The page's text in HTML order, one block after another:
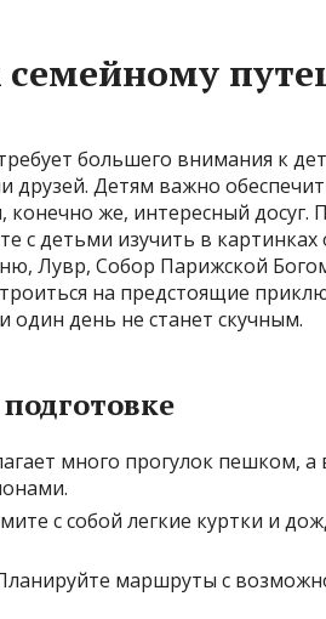
семейному
большего внимания к
друзей. Детям важно
конечно же, интересный досуг.
с детьми изучить в картинках
Лувр, Собор Парижской
на предстоящие
один день не станет скучным.
много прогулок пешком, а
с собой легкие куртки и
маршруты с